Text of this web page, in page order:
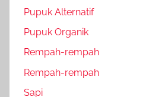
Pupuk Alternatif
Pupuk Organik
Rempah-rempah
Rempah-rempah
Sapi